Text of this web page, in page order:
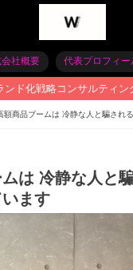
社概要 代表プロフィー
ンド化戦略コンサルティン
額商品ブームは 冷静な人と騙され
は 冷静な人と
ます